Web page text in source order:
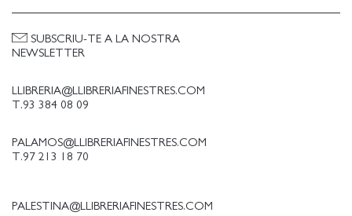
LLIBRERIA@LLIBRERIAFINESTRES.COM
T.93 384 08 09
PALAMOS@LLIBRERIAFINESTRES.COM
T.97 213 18 70
PALESTINA@LLIBRERIAFINESTRES.COM
SUBSCRIU-TE A LA NOSTRA
NEWSLETTER